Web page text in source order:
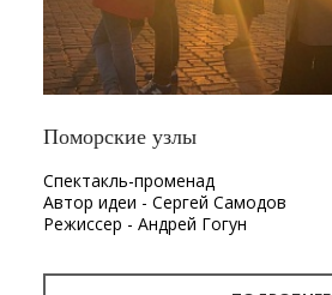
Поморские узлы
Спектакль-променад
Автор идеи - Сергей Самодов
Режиссер - Андрей Гогун